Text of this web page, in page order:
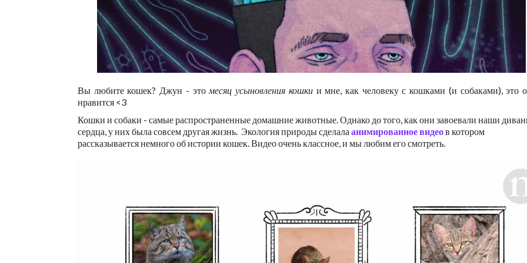
Вы любите кошек? Джун - это месяц усыновления кошкии мне, как человеку с кошками (и собаками), это
нравится <3
Кошки и собаки - самые распространенные домашние животные. Однако до того, как они завоевали наши
сердца, у них была совсем другая жизнь. Экология природы сделала анимированное видеов котором
рассказывается немного об истории кошек. Видео очень классное, и мы любим его смотреть.